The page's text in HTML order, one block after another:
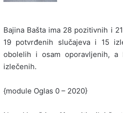
Bajina Bašta ima 28 pozitivnih i
19 potvrđenih slučajeva i 15
obolelih i osam oporavljenih,
izlečenih.
{module Oglas 0 – 2020}